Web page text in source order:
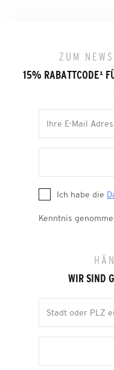
ZUM
15% RABATTCODE¹
Ich habe die
Kenntnis
WIR SIND